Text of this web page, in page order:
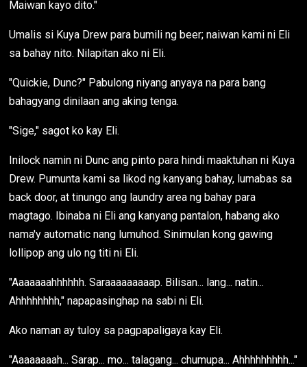
Maiwan kayo dito."
Umalis si Kuya Drew para bumili ng beer; naiwan kami ni Eli
sa bahay nito. Nilapitan ako ni Eli.
"Quickie, Dunc?" Pabulong niyang anyaya na para bang
bahagyang dinilaan ang aking tenga.
"Sige," sagot ko kay Eli.
Inilock namin ni Dunc ang pinto para hindi maaktuhan ni Kuya
Drew. Pumunta kami sa likod ng kanyang bahay, lumabas sa
back door, at tinungo ang laundry area ng bahay para
magtago. Ibinaba ni Eli ang kanyang pantalon, habang ako
nama'y automatic nang lumuhod. Sinimulan kong gawing
lollipop ang ulo ng titi ni Eli.
"Aaaaaaahhhhhh. Saraaaaaaaaap. Bilisan... lang... natin...
Ahhhhhhhh," napapasinghap na sabi ni Eli.
Ako naman ay tuloy sa pagpapaligaya kay Eli.
"Aaaaaaaah... Sarap... mo... talagang... chumupa... Ahhhhhhhhh..."